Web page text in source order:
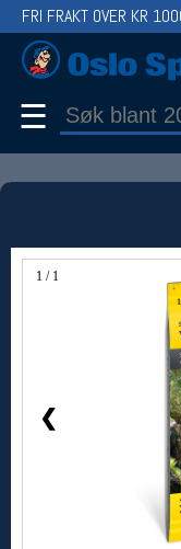
1 / 1
❮
FRI FRAKT OVER KR
☰